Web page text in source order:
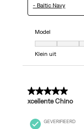
- Baltic Navy
Model
Model, 4 van 7,
Klein uit
5 van 5 sterren.
xcellente Chino
GEVERIFIEERD